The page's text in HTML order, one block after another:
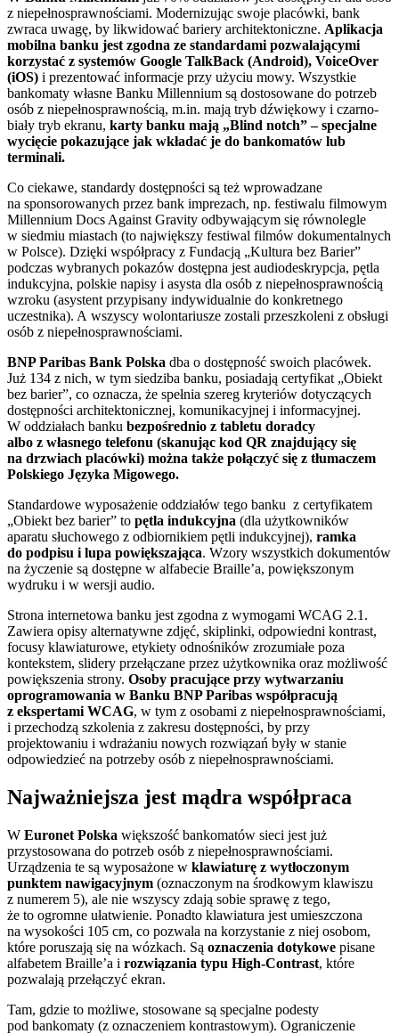
z niepełnosprawnościami. Modernizując swoje placówki, bank
zwraca uwagę, by likwidować bariery architektoniczne. Aplikacja
mobilna banku jest zgodna ze standardami pozwalającymi
korzystać z systemów Google TalkBack (Android), VoiceOver
(iOS) i prezentować informacje przy użyciu mowy. Wszystkie
bankomaty własne Banku Millennium są dostosowane do potrzeb
osób z niepełnosprawnością, m.in. mają tryb dźwiękowy i czarno-
biały tryb ekranu, karty banku mają „Blind notch” – specjalne
wycięcie pokazujące jak wkładać je do bankomatów lub
terminali.
Co ciekawe, standardy dostępności są też wprowadzane
na sponsorowanych przez bank imprezach, np. festiwalu filmowym
Millennium Docs Against Gravity odbywającym się równolegle
w siedmiu miastach (to największy festiwal filmów dokumentalnych
w Polsce). Dzięki współpracy z Fundacją „Kultura bez Barier”
podczas wybranych pokazów dostępna jest audiodeskrypcja, pętla
indukcyjna, polskie napisy i asysta dla osób z niepełnosprawnością
wzroku (asystent przypisany indywidualnie do konkretnego
uczestnika). A wszyscy wolontariusze zostali przeszkoleni z obsługi
osób z niepełnosprawnościami.
BNP Paribas Bank Polska dba o dostępność swoich placówek.
Już 134 z nich, w tym siedziba banku, posiadają certyfikat „Obiekt
bez barier”, co oznacza, że spełnia szereg kryteriów dotyczących
dostępności architektonicznej, komunikacyjnej i informacyjnej.
W oddziałach banku bezpośrednio z tabletu doradcy
albo z własnego telefonu (skanując kod QR znajdujący się
na drzwiach placówki) można także połączyć się z tłumaczem
Polskiego Języka Migowego.
Standardowe wyposażenie oddziałów tego banku z certyfikatem
„Obiekt bez barier” to pętla indukcyjna (dla użytkowników
aparatu słuchowego z odbiornikiem pętli indukcyjnej), ramka
do podpisu i lupa powiększająca. Wzory wszystkich dokumentów
na życzenie są dostępne w alfabecie Braille’a, powiększonym
wydruku i w wersji audio.
Strona internetowa banku jest zgodna z wymogami WCAG 2.1.
Zawiera opisy alternatywne zdjęć, skiplinki, odpowiedni kontrast,
focusy klawiaturowe, etykiety odnośników zrozumiałe poza
kontekstem, slidery przełączane przez użytkownika oraz możliwość
powiększenia strony. Osoby pracujące przy wytwarzaniu
oprogramowania w Banku BNP Paribas współpracują
z ekspertami WCAG, w tym z osobami z niepełnosprawnościami,
i przechodzą szkolenia z zakresu dostępności, by przy
projektowaniu i wdrażaniu nowych rozwiązań były w stanie
odpowiedzieć na potrzeby osób z niepełnosprawnościami.
Najważniejsza jest mądra współpraca
W Euronet Polska większość bankomatów sieci jest już
przystosowana do potrzeb osób z niepełnosprawnościami.
Urządzenia te są wyposażone w klawiaturę z wytłoczonym
punktem nawigacyjnym (oznaczonym na środkowym klawiszu
z numerem 5), ale nie wszyscy zdają sobie sprawę z tego,
że to ogromne ułatwienie. Ponadto klawiatura jest umieszczona
na wysokości 105 cm, co pozwala na korzystanie z niej osobom,
które poruszają się na wózkach. Są oznaczenia dotykowe pisane
alfabetem Braille’a i rozwiązania typu High-Contrast, które
pozwalają przełączyć ekran.
Tam, gdzie to możliwe, stosowane są specjalne podesty
pod bankomaty (z oznaczeniem kontrastowym). Ograniczenie